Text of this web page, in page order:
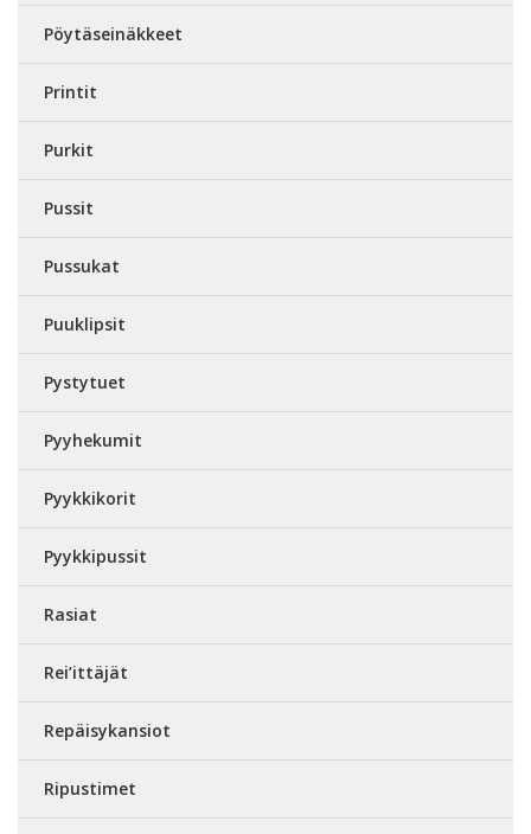
Pöytäseinäkkeet
Printit
Purkit
Pussit
Pussukat
Puuklipsit
Pystytuet
Pyyhekumit
Pyykkikorit
Pyykkipussit
Rasiat
Rei’ittäjät
Repäisykansiot
Ripustimet